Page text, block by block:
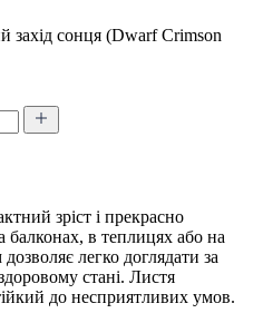
захід сонця (Dwarf Crimson
зріст і прекрасно
балконах, в теплицях або на
легко доглядати за
стані. Листя
до несприятливих умов.